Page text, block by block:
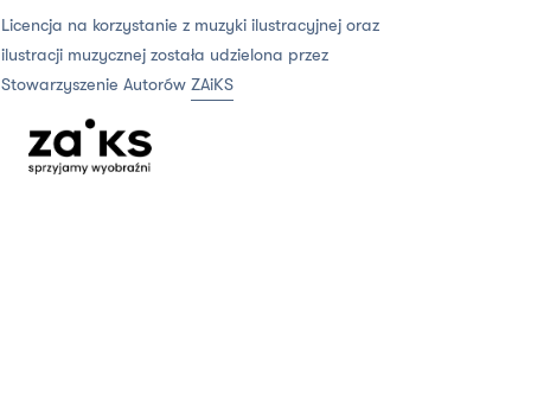
Licencja na korzystanie z muzyki ilustracyjnej oraz
ilustracji muzycznej została udzielona przez
Stowarzyszenie AutorówZAiKS